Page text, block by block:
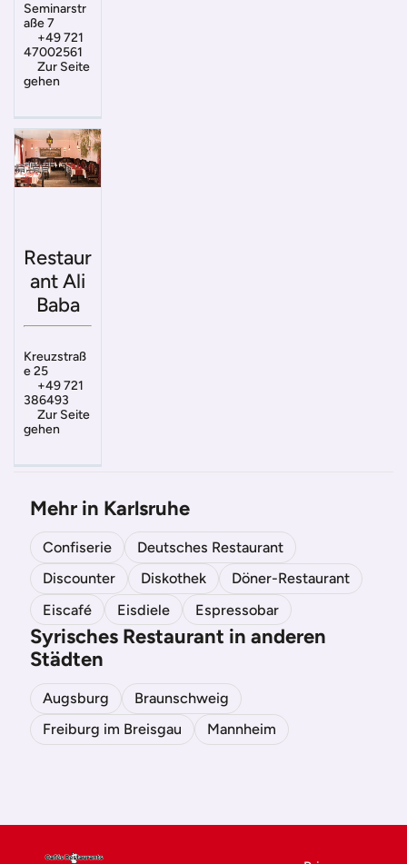
Seminarstr
aße 7
+49 721
47002561
Zur Seite
gehen
Restaur
ant Ali
Baba
Kreuzstraß
e 25
+49 721
386493
Zur Seite
gehen
Mehr in Karlsruhe
Confiserie
Deutsches Restaurant
Discounter
Diskothek
Döner-Restaurant
Eiscafé
Eisdiele Espressobar
Syrisches Restaurant in anderen
Städten
Augsburg
Braunschweig
Freiburg im Breisgau
Mannheim